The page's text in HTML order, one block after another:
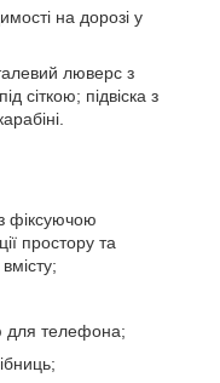
на дорозі у
люверс з
сіткою; підвіска з
фіксуючою
простору та
для телефона;